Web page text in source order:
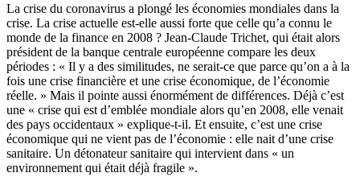
La crise du coronavirus a plongé les économies mondiales dans la
crise. La crise actuelle est-elle aussi forte que celle qu’a connu le
monde de la finance en 2008 ? Jean-Claude Trichet, qui était alors
président de la banque centrale européenne compare les deux
périodes : « Il y a des similitudes, ne serait-ce que parce qu’on a à la
fois une crise financière et une crise économique, de l’économie
réelle. » Mais il pointe aussi énormément de différences. Déjà c’est
une « crise qui est d’emblée mondiale alors qu’en 2008, elle venait
des pays occidentaux » explique-t-il. Et ensuite, c’est une crise
économique qui ne vient pas de l’économie : elle nait d’une crise
sanitaire. Un détonateur sanitaire qui intervient dans « un
environnement qui était déjà fragile ».